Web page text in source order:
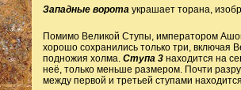
Западные воротаукрашает торана,
Помимо Великой Ступы, императором
хорошо сохранились только три, включая
подножия холма. Ступа 3 находится на
неё, только меньше размером. Почти
между первой и третьей ступами